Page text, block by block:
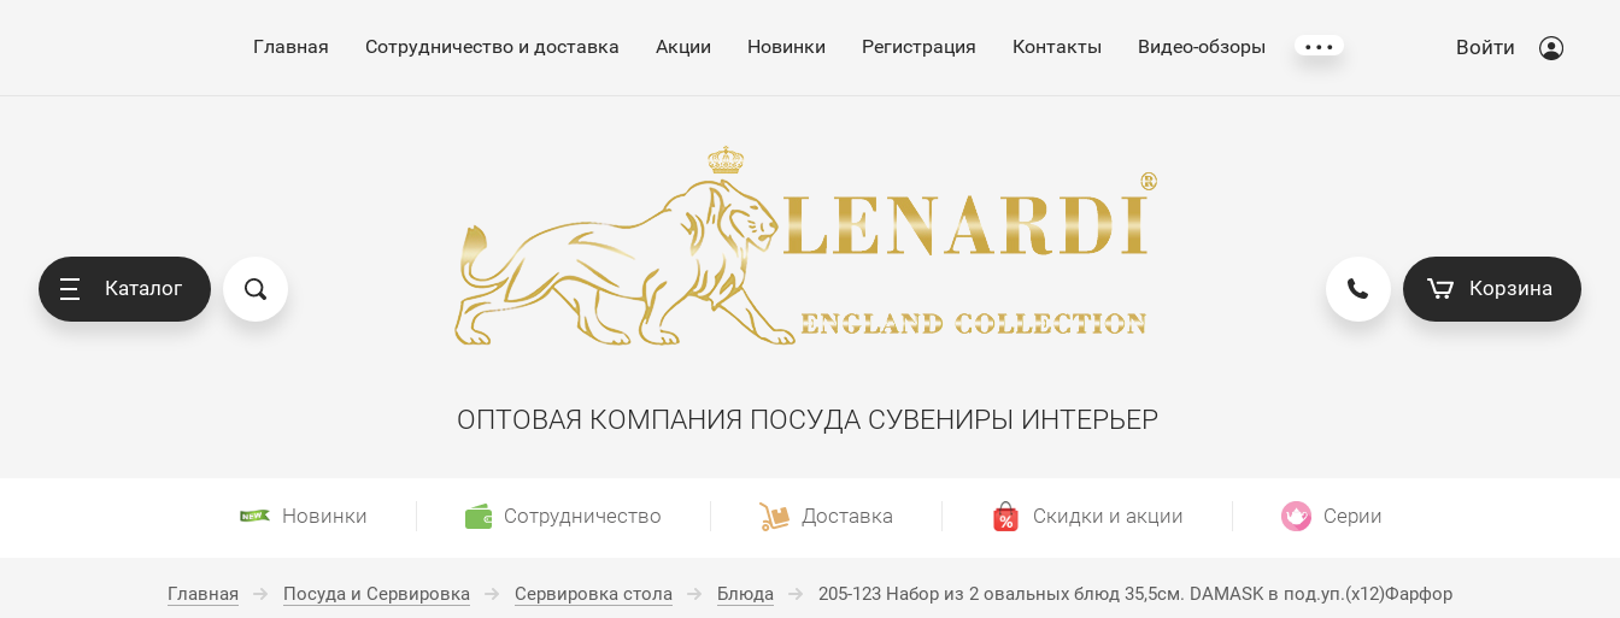
Главная Сотрудничество и доставка Акции Новинки Регистрация Контакты Видео-обзоры ... Войти
Каталог
ОПТОВАЯ КОМПАНИЯ ПОСУДА СУВЕНИРЫ ИНТЕРЬЕР
Корзина
Новинки Сотрудничество Доставка Скидки и акции Серии
Главная Посуда и Сервировка Сервировка стола Блюда 205-123 Набор из 2 овальных блюд 35,5см. DAMASK в под.уп.(х12)Фарфор